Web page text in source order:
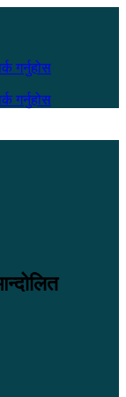
गर्नुहोस
गर्नुहोस